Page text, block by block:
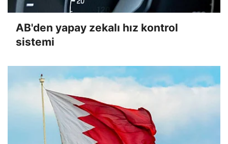
AB'den yapay zekalı hız kontrol
sistemi